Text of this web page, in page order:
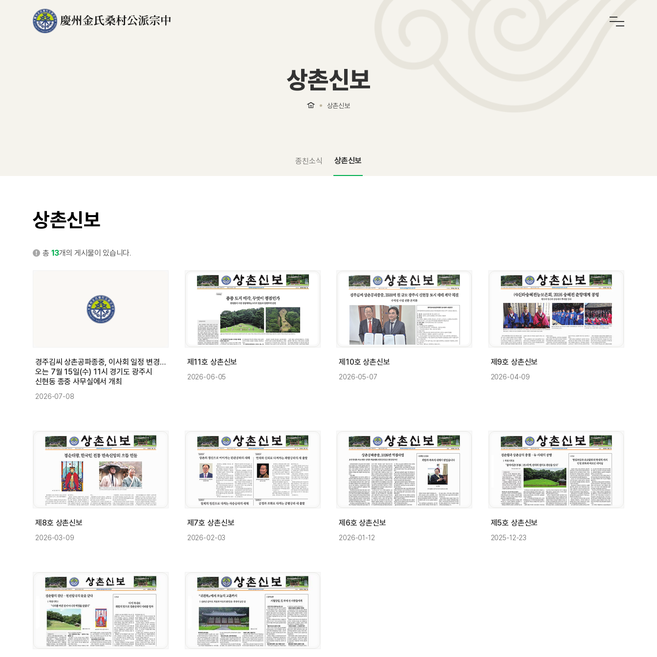
상촌신보
상촌신보
종친소식 상촌신보
상촌신보
총 13개의 게시물이 있습니다.
경주김씨 상촌공파종중, 이사회 일정 변경…
오는 7월 15일(수) 11시 경기도 광주시
신현동 종중 사무실에서 개최
2026-07-08
제11호 상촌신보
2026-06-05
제10호 상촌신보
2026-05-07
제9호 상촌신보
2026-04-09
제8호 상촌신보
2026-03-09
제7호 상촌신보
2026-02-03
제6호 상촌신보
2026-01-12
제5호 상촌신보
2025-12-23